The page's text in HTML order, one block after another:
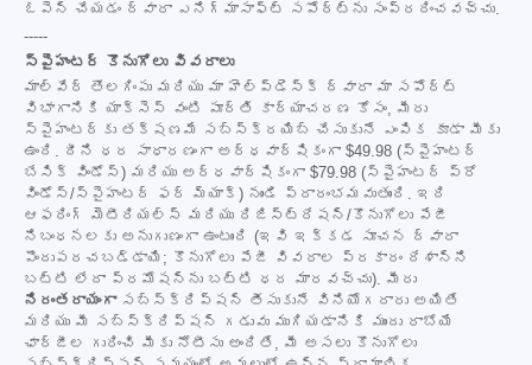
ఓపెన్ చేయడం ద్వారా ఎనిగ్మాసాఫ్ట్ సపోర్ట్‌ను సంప్రదించవచ్చు.
-----
స్పైహంటర్ కొనుగోలు వివరాలు
మాల్‌వేర్ తొలగింపు మరియు మా హెల్ప్‌డెస్క్ ద్వారా మా సపోర్ట్
విభాగానికి యాక్సెస్ వంటి పూర్తి కార్యాచరణ కోసం, మీరు
స్పైహంటర్‌కు తక్షణమే సబ్‌స్క్రయిబ్ చేసుకునే ఎంపిక కూడా మీకు
ఉంది. దీని ధర సాధారణంగా అర్ధవార్షికంగా $49.98 (స్పైహంటర్
బేసిక్ విండోస్) మరియు అర్ధవార్షికంగా $79.98 (స్పైహంటర్ ప్రో
విండోస్/స్పైహంటర్ ఫర్ మ్యాక్) నుండి ప్రారంభమవుతుంది. ఇది
ఆఫరింగ్ మెటీరియల్స్ మరియు రిజిస్ట్రేషన్/కొనుగోలు పేజీ
నిబంధనలకు అనుగుణంగా ఉంటుంది (ఇవి ఇక్కడ సూచన ద్వారా
పొందుపరచబడ్డాయి; కొనుగోలు పేజీ వివరాల ప్రకారం దేశాన్ని
బట్టి లేదా ప్రమోషన్‌ను బట్టి ధర మారవచ్చు). మీరు
నిరంతరాయంగాసబ్‌స్క్రిప్షన్ తీసుకునే వినియోగదారు అయితే
మరియు మీ సబ్‌స్క్రిప్షన్ గడువు ముగియడానికి ముందు రాబోయే
ఛార్జీల గురించి మీకు నోటీసు అందితే, మీ అసలు కొనుగోలు